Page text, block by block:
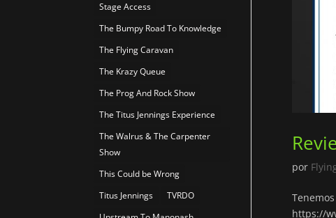
por
https://
Stage Access
The Bumpy Road To Knowledge
The Flying Caravan
The Krazy Queue
The Prog And Rock Show
The Titus Jennings Experience
The Walrus & The Carpenter
Show
This Could be Wrong
Titus Jennings
TVRDO